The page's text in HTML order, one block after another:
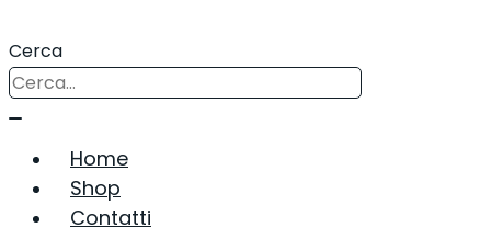
al
contenuto
Cerca
Home
Shop
Contatti